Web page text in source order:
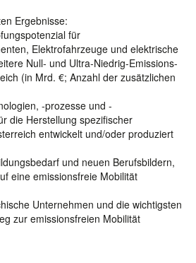
Ergebnisse:
für
Elektrofahrzeuge und elektrische
Null- und Ultra-Niedrig-Emissions-
(in Mrd. €; Anzahl der zusätzlichen
-prozesse und -
die Herstellung spezifischer
entwickelt und/oder produziert
und neuen Berufsbildern,
eine emissionsfreie Mobilität
Unternehmen und die wichtigsten
zur emissionsfreien Mobilität